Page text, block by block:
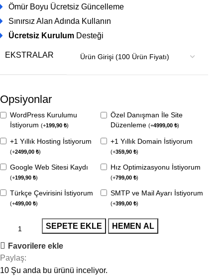
Ömür Boyu Ücretsiz Güncelleme
Sınırsız Alan Adında Kullanın
Ücretsiz Kurulum Desteği
EKSTRALAR
Opsiyonlar
WordPress Kurulumu
İstiyorum(+199,90₺)
Özel Danışman İle Site
Düzenleme(+4999,00₺)
+1 Yıllık Hosting İstiyorum
(+2499,00₺)
+1 Yıllık Domain İstiyorum
(+359,90₺)
Google Web Sitesi Kaydı
(+199,90₺)
Hız Optimizasyonu İstiyorum
(+799,00₺)
Türkçe Çevirisini İstiyorum
(+499,00₺)
SMTP ve Mail Ayarı İstiyorum
(+399,00₺)
SEPETE EKLE HEMEN AL
Favorilere ekle
Paylaş:
10 Şu anda bu ürünü inceliyor.